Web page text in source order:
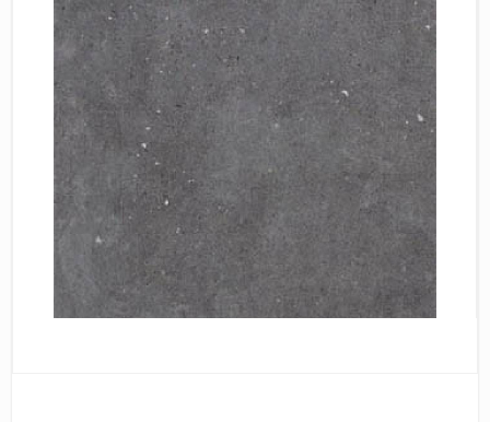
Искусственный камень
Клинкер